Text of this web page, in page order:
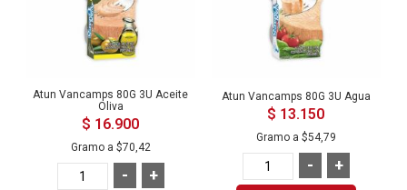
Atun Vancamps 80G 3U Aceite
Oliva
$ 16.900
Gramo a $70,42
+
-
Atun Vancamps 80G 3U Agua
$ 13.150
Gramo a $54,79
+
-